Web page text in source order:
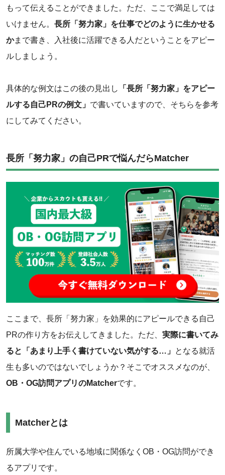
もって伝えることができました。ただ、ここで満足しては
いけません。 長所「努力家」を仕事でどのように生かせる
かまで書き、入社後に活躍できる人だということをアピー
ルしましょう。
‌具体的な例文はこの後の見出し
「長所「努力家」をアピー
ルする自己PRの例文」 で書いていますので、そちらを参考
にしてみてください。‌
‌長所「努力家」の自己PRで悩んだらMatcher
ここまで、長所「努力家」を効果的にアピールできる自己
PRの作り方をお伝えしてきました。ただ、 実際に書いてみ
ると「あまり上手く書けていない気がする…」 となる就活
生も多いのではないでしょうか？そこでオススメなのが、
OB・OG訪問アプリのMatcherです。
Matcherとは
所属大学や住んでいる地域に関係なくOB・OG訪問ができ
るアプリです。